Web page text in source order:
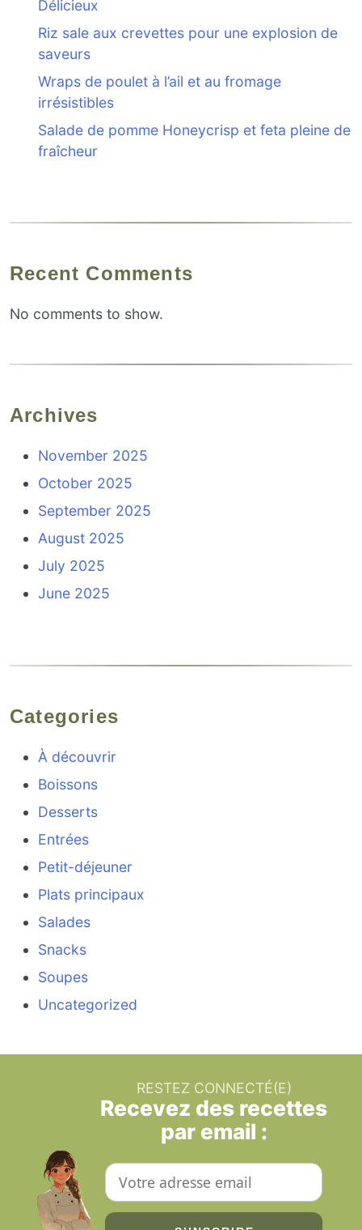
Délicieux
Riz sale aux crevettes pour une explosion de
saveurs
Wraps de poulet à l’ail et au fromage
irrésistibles
Salade de pomme Honeycrisp et feta pleine de
fraîcheur
Recent Comments
No comments to show.
Archives
November 2025
October 2025
September 2025
August 2025
July 2025
June 2025
Categories
À découvrir
Boissons
Desserts
Entrées
Petit-déjeuner
Plats principaux
Salades
Snacks
Soupes
Uncategorized
RESTEZ CONNECTÉ(E)
Recevez des recettes
par email :